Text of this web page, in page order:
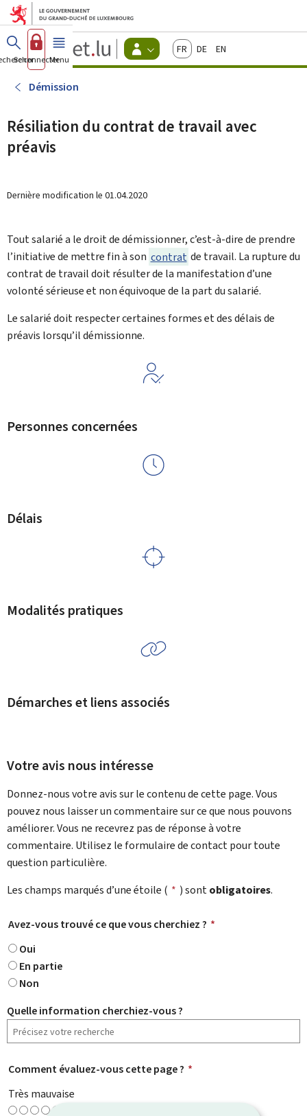
Aller au menu principal
Aller au contenu
Guichet.lu
Changer
d'espace
actif
FrançaisDeutschEnglish
Se connecterMenu principal
Démission
Résiliation du contrat de travail avec
préavis
Dernière modification le 01.04.2020
Tout salarié a le droit de démissionner, c’est-à-dire de prendre
l’initiative de mettre fin à son contrat de travail. La rupture du
contrat de travail doit résulter de la manifestation d’une
volonté sérieuse et non équivoque de la part du salarié.
Le salarié doit respecter certaines formes et des délais de
préavis lorsqu’il démissionne.
Personnes concernées
Délais
Modalités pratiques
Démarches et liens associés
Votre avis nous intéresse
Donnez-nous votre avis sur le contenu de cette page. Vous
pouvez nous laisser un commentaire sur ce que nous pouvons
améliorer. Vous ne recevrez pas de réponse à votre
commentaire. Utilisez le formulaire de contact pour toute
question particulière.
Les champs marqués d’une étoile ( * ) sontobligatoires.
Avez-vous trouvé ce que vous cherchiez ? *
Oui
En partie
Non
Quelle information cherchiez-vous ?
Comment évaluez-vous cette page ? *
Très mauvaise